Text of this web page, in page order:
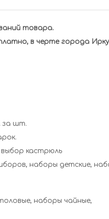
товара.
в черте города
за шт.
кастрюль
наборы чайные,